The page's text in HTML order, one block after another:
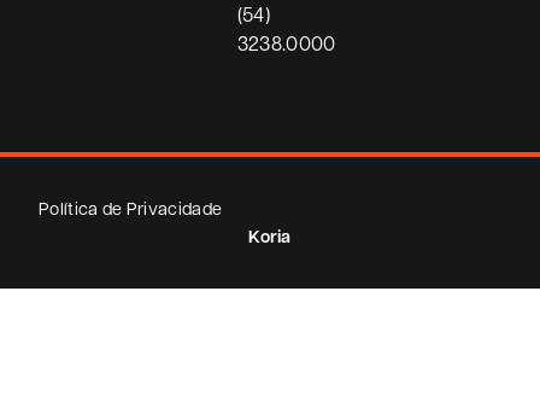
(54)
3238.0000
Política de Privacidade
Koria